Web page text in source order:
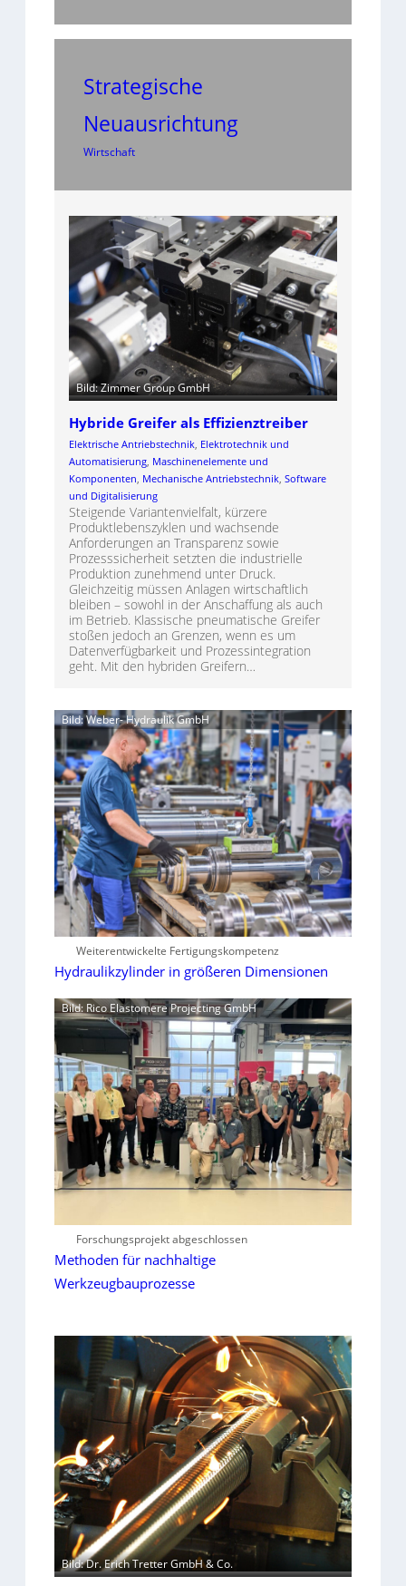
Strategische
Neuausrichtung
Wirtschaft
Bild: Zimmer Group GmbH
Hybride Greifer als Effizienztreiber
Elektrische Antriebstechnik, Elektrotechnik und
Automatisierung, Maschinenelemente und
Komponenten Mechanische Antriebstechnik, Software
und Digitalisierung
Steigende Variantenvielfalt, kürzere
Produktlebenszyklen und wachsende
Anforderungen an Transparenz sowie
Prozesssicherheit setzten die industrielle
Produktion zunehmend unter Druck.
Gleichzeitig müssen Anlagen wirtschaftlich
bleiben – sowohl in der Anschaffung als auch
im Betrieb. Klassische pneumatische Greifer
stoßen jedoch an Grenzen, wenn es um
Datenverfügbarkeit und Prozessintegration
geht. Mit den hybriden Greifern…
Bild: Weber- Hydraulik GmbH
Weiterentwickelte Fertigungskompetenz
Hydraulikzylinder in größeren Dimensionen
Bild: Rico Elastomere Projecting GmbH
Forschungsprojekt abgeschlossen
Methoden für nachhaltige
Werkzeugbauprozesse
Bild: Dr. Erich Tretter GmbH & Co.